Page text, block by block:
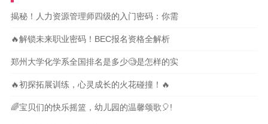
揭秘！人力资源管理师四级的入门密码：你需
🔥解锁未来职业密码！BEC报名资格全解析
郑州大学化学系全国排名是多少🧐是怎样的实
🔥初探拓展训练，心灵成长的火花碰撞！🔥
🌈宝贝们的快乐摇篮，幼儿园的温馨颂歌🎈!